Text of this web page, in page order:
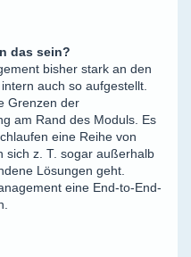
das sein?
bisher stark an den
auch so aufgestellt.
Grenzen der
am Rand des Moduls. Es
eine Reihe von
sich z. T. sogar außerhalb
Lösungen geht.
eine End-to-End-